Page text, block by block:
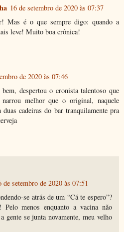
16 de setembro de 2020 às 07:37
Mas é o que sempre digo: quando a
leve! Muito boa crônica!
de 2020 às 07:46
despertou o cronista talentoso que
narrou melhor que o original, naquele
cadeiras do bar tranquilamente pra
de setembro de 2020 às 07:51
se atrás de um “Cá te espero”?
menos enquanto a vacina não
gente se junta novamente, meu velho